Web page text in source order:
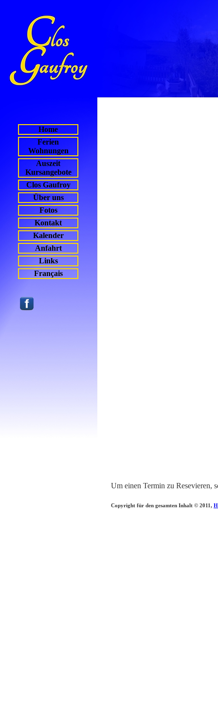
Um einen Termin zu Resevieren,
Copyright für den gesamten Inhalt © 2011,
Home
Ferien
Wohnungen
Auszeit
Kursangebote
Clos Gaufroy
Über uns
Fotos
Kontakt
Kalender
Anfahrt
Links
Français